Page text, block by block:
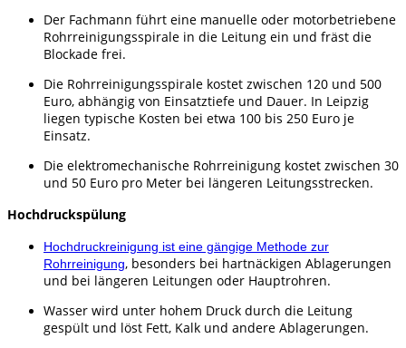
Der Fachmann führt eine manuelle oder motorbetriebene
Rohrreinigungsspirale in die Leitung ein und fräst die
Blockade frei.
Die Rohrreinigungsspirale kostet zwischen 120 und 500
Euro, abhängig von Einsatztiefe und Dauer. In Leipzig
liegen typische Kosten bei etwa 100 bis 250 Euro je
Einsatz.
Die elektromechanische Rohrreinigung kostet zwischen 30
und 50 Euro pro Meter bei längeren Leitungsstrecken.
Hochdruckspülung
Hochdruckreinigung ist eine gängige Methode zur
Rohrreinigung, besonders bei hartnäckigen Ablagerungen
und bei längeren Leitungen oder Hauptrohren.
Wasser wird unter hohem Druck durch die Leitung
gespült und löst Fett, Kalk und andere Ablagerungen.